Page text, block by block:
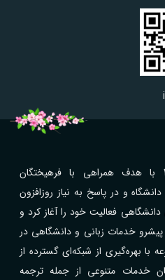
شبکه مترجمین در سال 1393 با هدف همراهی با فرهیختگان
و در پاسخ به نیاز روزافزون
فعالیت خود را آغاز کرد و
پیشرو خدمات زبانی و دانشگاهی در
بهره‌گیری از شبکه‌ای گسترده از
خدمات متنوعی از جمله ترجمه